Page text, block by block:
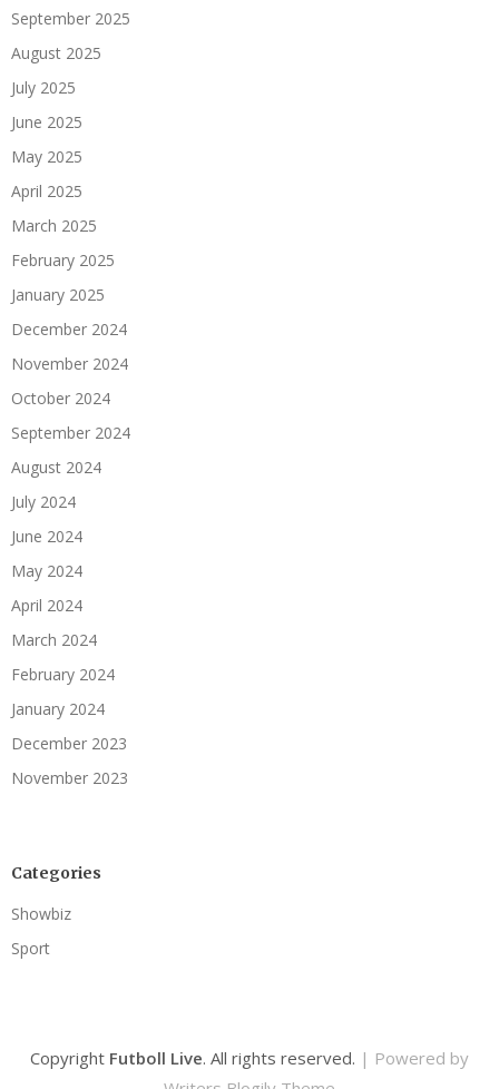
September 2025
August 2025
July 2025
June 2025
May 2025
April 2025
March 2025
February 2025
January 2025
December 2024
November 2024
October 2024
September 2024
August 2024
July 2024
June 2024
May 2024
April 2024
March 2024
February 2024
January 2024
December 2023
November 2023
Categories
Showbiz
Sport
Copyright Futboll Live. All rights reserved. | Powered by